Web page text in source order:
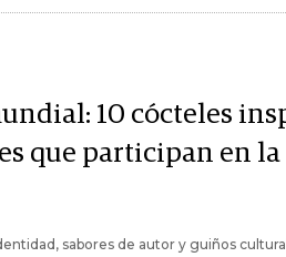
10 cócteles
que participan en la
sabores de autor y guiños